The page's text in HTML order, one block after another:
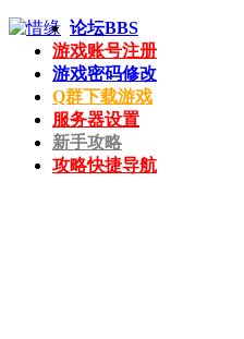
论坛BBS
游戏账号注册
游戏密码修改
Q群下载游戏
服务器设置
新手攻略
攻略快捷导航